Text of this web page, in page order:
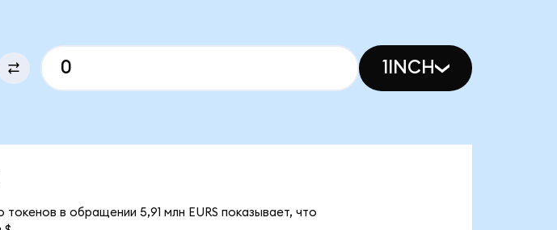
1INCH
токенов в обращении 5,91 млн EURS показывает, что